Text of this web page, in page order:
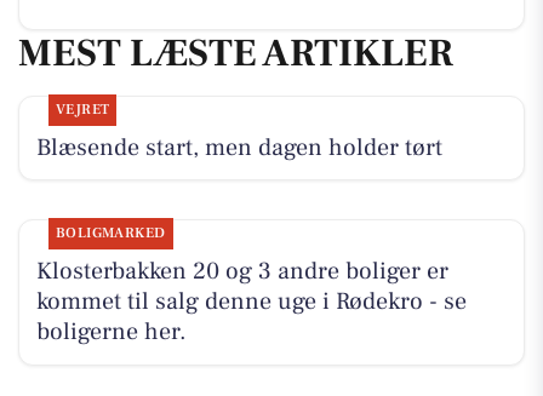
MEST LÆSTE ARTIKLER
VEJRET
Blæsende start, men dagen holder tørt
BOLIGMARKED
Klosterbakken 20 og 3 andre boliger er
kommet til salg denne uge i Rødekro - se
boligerne her.